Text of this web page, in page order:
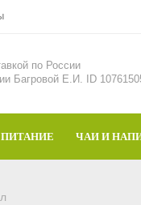
по России
Багровой Е.И. ID
ПИТАНИЕ ЧАИ И